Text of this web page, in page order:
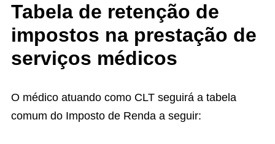
Tabela de retenção de
impostos na prestação de
serviços médicos
O médico atuando como CLT seguirá a tabela
comum do Imposto de Renda a seguir: